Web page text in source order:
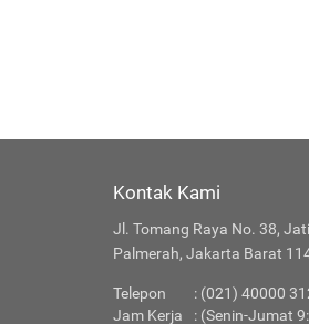
Kontak Kami
Jl. Tomang Raya No. 38,
Palmerah, Jakarta Barat
Telepon
: (021) 40000
Jam Kerja
: (Senin-Jumat